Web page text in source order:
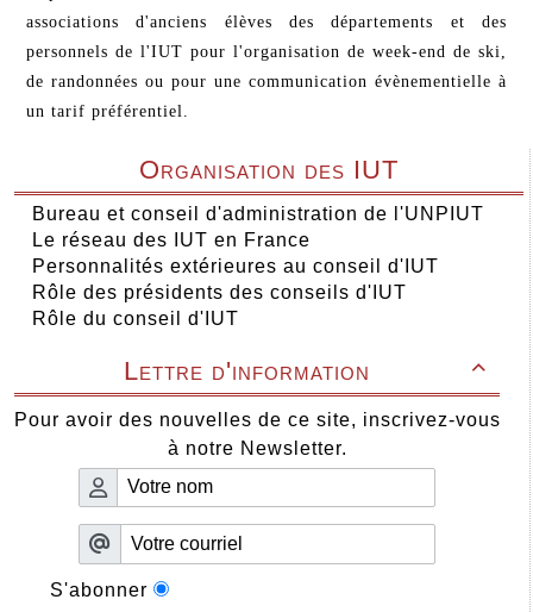
Organisation des IUT
Bureau et conseil d'administration de l'UNPIUT
Le réseau des IUT en France
Personnalités extérieures au conseil d'IUT
Rôle des présidents des conseils d'IUT
Rôle du conseil d'IUT

Lettre d'information
Pour avoir des nouvelles de ce site, inscrivez-vous
à notre Newsletter.
S'abonner
associations d'anciens élèves des départements et des
personnels de l'IUT pour l'organisation de week-end de ski,
de randonnées ou pour une communication évènementielle à
un tarif préférentiel.